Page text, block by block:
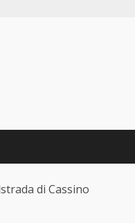
di Cassino